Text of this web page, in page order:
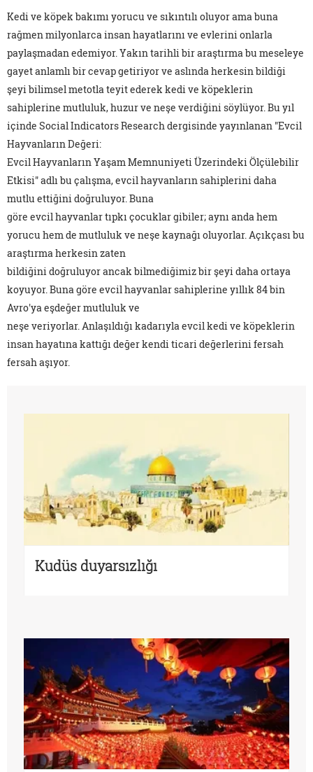
Kedi ve köpek bakımı yorucu ve sıkıntılı oluyor ama buna
rağmen milyonlarca insan hayatlarını ve evlerini onlarla
paylaşmadan edemiyor. Yakın tarihli bir araştırma bu meseleye
gayet anlamlı bir cevap getiriyor ve aslında herkesin bildiği
şeyi bilimsel metotla teyit ederek kedi ve köpeklerin
sahiplerine mutluluk, huzur ve neşe verdiğini söylüyor. Bu yıl
içinde Social Indicators Research dergisinde yayınlanan "Evcil
Hayvanların Değeri:
Evcil Hayvanların Yaşam Memnuniyeti Üzerindeki Ölçülebilir
Etkisi" adlı bu çalışma, evcil hayvanların sahiplerini daha
mutlu ettiğini doğruluyor. Buna
göre evcil hayvanlar tıpkı çocuklar gibiler; aynı anda hem
yorucu hem de mutluluk ve neşe kaynağı oluyorlar. Açıkçası bu
araştırma herkesin zaten
bildiğini doğruluyor ancak bilmediğimiz bir şeyi daha ortaya
koyuyor. Buna göre evcil hayvanlar sahiplerine yıllık 84 bin
Avro'ya eşdeğer mutluluk ve
neşe veriyorlar. Anlaşıldığı kadarıyla evcil kedi ve köpeklerin
insan hayatına kattığı değer kendi ticari değerlerini fersah
fersah aşıyor.
Kudüs duyarsızlığı